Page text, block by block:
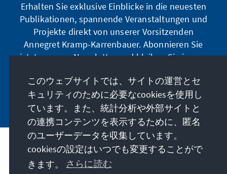
Erhalten Sie exklusive Einblicke in die neuesten
Publikationen, spannende Veranstaltungen und
Projekte direkt von unserer Vorsitzenden
Annegret Kramp-Karrenbauer. Abonnieren Sie
jetzt unseren Newsletter und bleiben Sie immer
Jetzt abonnieren
私たちのミッション
このウェブサイトでは、サイトの運営とセ
キュリティのために必要なcookiesを使用し
ています。また、統計分析や外部サイトと
の連携コンテンツを表示するために、匿名
のユーザーデータを収集しています。
cookiesの設定はいつでも変更することがで
きます。 さらに読む